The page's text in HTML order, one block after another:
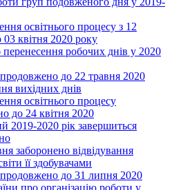
освітнього процесу з 12
03 квітня 2020 року
робочих днів у 2020
до 22 травня 2020
вихідних днів
освітнього процесу
до 24 квітня 2020
2019-2020 рік завершиться
заборонено відвідування
її здобувачами
до 31 липня 2020